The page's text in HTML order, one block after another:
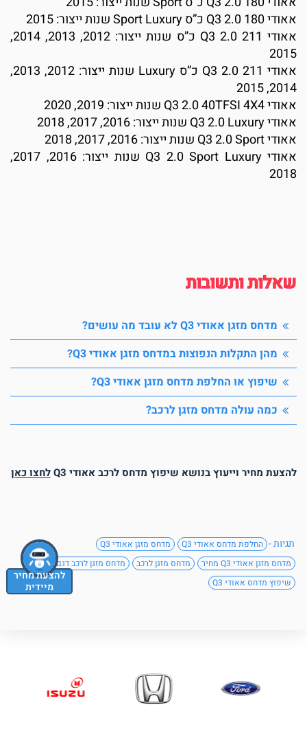
אאודי Q3 2.0 180 כ”ס Sport Luxury שנות ייצור: 2015
אאודי Q3 2.0 211 כ”ס שנות ייצור: 2012, 2013, 2014,
2015
אאודי Q3 2.0 211 כ”ס Luxury שנות ייצור: 2012, 2013,
2014, 2015
אאודי Q3 2.0 40TFSI 4X4 שנות ייצור: 2019, 2020
אאודי Q3 2.0 Luxury שנות ייצור: 2016, 2017, 2018
אאודי Q3 2.0 Sport שנות ייצור: 2016, 2017, 2018
אאודי Q3 2.0 Sport Luxury שנות ייצור: 2016, 2017,
2018
שאלות ותשובות
מדחס מזגן אאודי Q3 לא עובד מה עושים?
מהן התקלות הנפוצות במדחס מזגן אאודי Q3?
שיפוץ או החלפת מדחס מזגן אאודי Q3?
כמה עולה מדחס מזגן לרכב?
להצעת מחיר וייעוץ בנושא שיפוץ מדחס לרכב אאודי Q3 לחצו כאן
תגיות - החלפת מדחס אאודי Q3
מדחס מזגן אאודי Q3
מדחס מזגן אאודי Q3 מחיר
מדחס מזגן לרכב
מדחס מזגן לרכב דגם
שיפוץ מדחס אאודי Q3
להצעת מחיר
מיידית